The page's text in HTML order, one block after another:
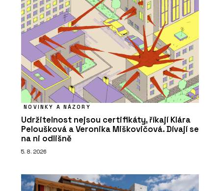
NOVINKY A NÁZORY
Udržitelnost nejsou certifikáty, říkají Klára
Peloušková a Veronika Miškovičová. Dívají se
na ni odlišně
5. 8. 2026